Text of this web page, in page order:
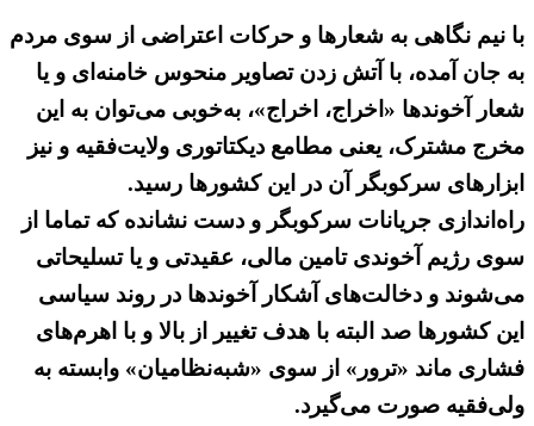
با نیم نگاهی به شعارها و حرکات اعتراضی از سوی مردم
به جان آمده، با آتش زدن تصاویر منحوس خامنه‌ای و یا
شعار آخوندها «اخراج، اخراج»، به‌خوبی می‌توان به این
مخرج مشترک، یعنی مطامع دیکتاتوری ولایت‌فقیه و نیز
ابزارهای سرکوبگر آن در این کشورها رسید.
راه‌اندازی جریانات سرکوبگر و دست نشانده که تماما از
سوی رژیم آخوندی تامین مالی، عقیدتی و یا تسلیحاتی
می‌شوند و دخالت‌های آشکار آخوندها در روند سیاسی
این کشورها صد البته با هدف تغییر از بالا و با اهرم‌های
فشاری ماند «ترور» از سوی «شبه‌نظامیان» وابسته به
ولی‌فقیه صورت می‌گیرد.